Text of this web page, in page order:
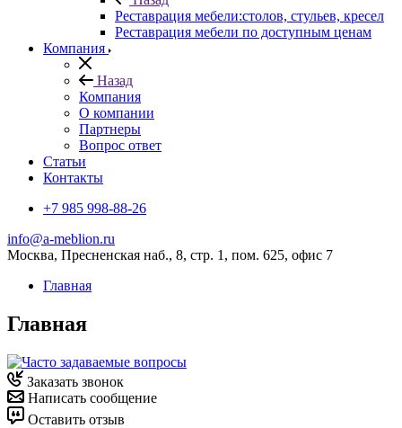
Реставрация мебели:столов, стульев, кресел
Реставрация мебели по доступным ценам
Компания
Назад
Компания
О компании
Партнеры
Вопрос ответ
Cтатьи
Контакты
+7 985 998-88-26
info@a-meblion.ru
Москва, Пресненская наб., 8, стр. 1, пом. 625, офис 7
Главная
Главная
Заказать звонок
Написать сообщение
Оставить отзыв